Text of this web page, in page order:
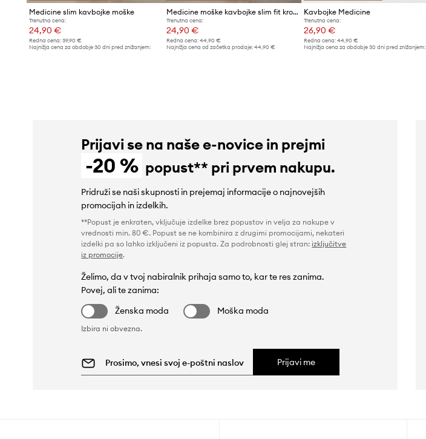
Medicine slim kavbojke moške
Trenutna cena:
24,90 €
Redna cena: 39,90 €
Najnižja cena za obdobje 30 dni pred znižanjem:
Medicine moške kavbojke slim fit kroja
Trenutna cena:
24,90 €
Redna cena:44,90 €
Najnižja cena od začetka prodaje:44,90 €
Kavbojke Medicine
Trenutna cena:
26,90 €
Redna cena: 44,90 €
Najnižja cena za obdobje 30 dni pred znižanjem:
Prijavi se na naše e-novice in prejmi
-20 % popust** pri prvem nakupu.
Pridruži se naši skupnosti in prejemaj informacije o najnovejših
promocijah in izdelkih.
**Popust je enkraten, vključuje izdelke brez popustov in velja za nakupe v
vrednosti min. 80 €. Popust se ne kombinira z drugimi promocijami, nekateri
izdelki pa so lahko izključeni iz popusta. Za podrobnosti glej stran: izključitve
iz promocije.
Želimo, da v tvoj nabiralnik prihaja samo to, kar te res zanima.
Povej, ali te zanima:
Ženska moda
Moška moda
Izbira ni obvezna.
Prijavi me